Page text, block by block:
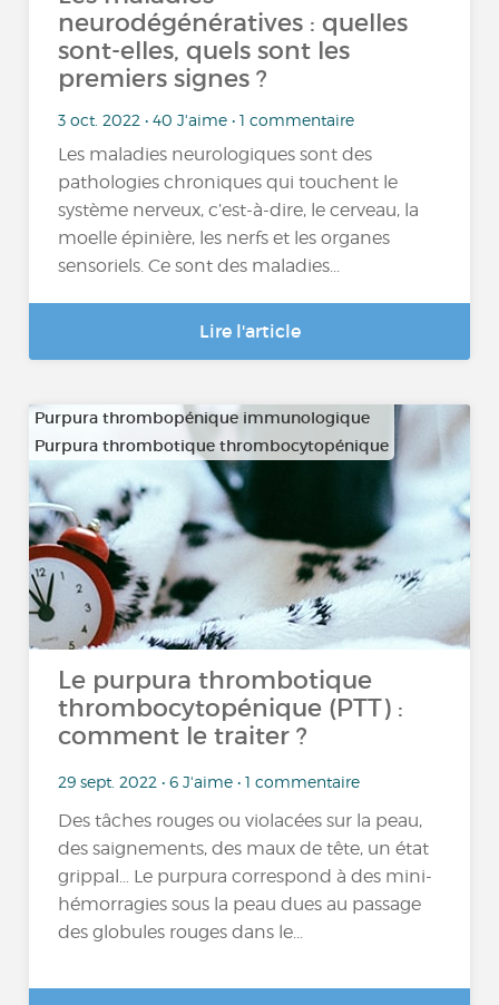
neurodégénératives : quelles
sont-elles, quels sont les
premiers signes ?
3 oct. 2022 • 40 J'aime • 1 commentaire
Les maladies neurologiques sont des
pathologies chroniques qui touchent le
système nerveux, c’est-à-dire, le cerveau, la
moelle épinière, les nerfs et les organes
sensoriels. Ce sont des maladies...
Lire l'article
Purpura thrombopénique immunologique
Purpura thrombotique thrombocytopénique
Le purpura thrombotique
thrombocytopénique (PTT) :
comment le traiter ?
29 sept. 2022 • 6 J'aime • 1 commentaire
Des tâches rouges ou violacées sur la peau,
des saignements, des maux de tête, un état
grippal… Le purpura correspond à des mini-
hémorragies sous la peau dues au passage
des globules rouges dans le...